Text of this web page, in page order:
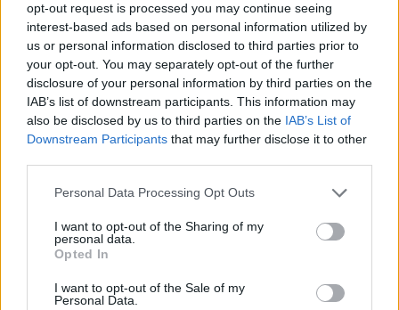
opt-out request is processed you may continue seeing
interest-based ads based on personal information utilized by
us or personal information disclosed to third parties prior to
your opt-out. You may separately opt-out of the further
disclosure of your personal information by third parties on the
IAB’s list of downstream participants. This information may
also be disclosed by us to third parties on the IAB’s List of
Downstream Participants that may further disclose it to other
Personal Data Processing Opt Outs
I want to opt-out of the Sharing of my
personal data.
Opted In
I want to opt-out of the Sale of my
Personal Data.
d’électricité »
Peaches
« On a cru à une erreur de prix chez B&M, ces lampes
solaires à moins de 5 € transforment le jardin sans
ajouter 1 € d’électricité »
l’article
Publication
précédente :
Protégez votre maison :
l’obligation méconnue
qui pourrait sauver votre
Pourquoi votre pelouse
comment la sauver